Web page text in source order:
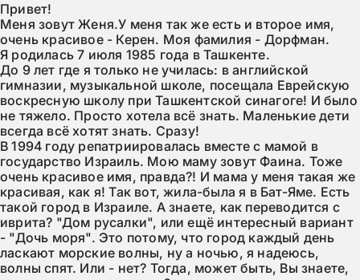
Привет!
Меня зовут Женя.У меня так же есть и второе имя,
очень красивое - Керен. Моя фамилия - Дорфман.
Я родилась 7 июля 1985 года в Ташкенте.
До 9 лет где я только не училась: в английской
гимназии, музыкальной школе, посещала Еврейскую
воскресную школу при Ташкентской синагоге! И было
не тяжело. Просто хотела всё знать. Маленькие дети
всегда всё хотят знать. Сразу!
В 1994 году репатриировалась вместе с мамой в
государство Израиль. Мою маму зовут Фаина. Тоже
очень красивое имя, правда?! И мама у меня такая же
красивая, как я! Так вот, жила-была я в Бат-Яме. Есть
такой город в Израиле. А знаете, как переводится с
иврита? "Дом русалки", или ещё интересный вариант
- "Дочь моря". Это потому, что город каждый день
ласкают морские волны, ну а ночью, я надеюсь,
волны спят. Или - нет? Тогда, может быть, Вы знаете,